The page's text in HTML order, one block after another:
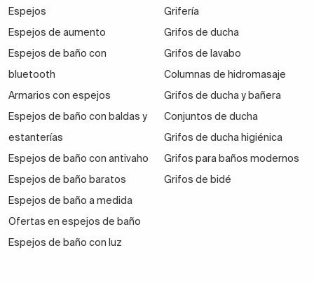
Espejos
Espejos de aumento
Espejos de baño con
bluetooth
Armarios con espejos
Espejos de baño con baldas y
estanterías
Espejos de baño con antivaho
Espejos de baño baratos
Espejos de baño a medida
Ofertas en espejos de baño
Espejos de baño con luz
Grifería
Grifos de ducha
Grifos de lavabo
Columnas de hidromasaje
Grifos de ducha y bañera
Conjuntos de ducha
Grifos de ducha higiénica
Grifos para baños modernos
Grifos de bidé